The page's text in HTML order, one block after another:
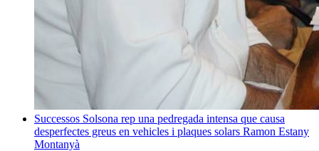
Successos Solsona rep una pedregada intensa que causa
desperfectes greus en vehicles i plaques solars Ramon Estany
Montanyà